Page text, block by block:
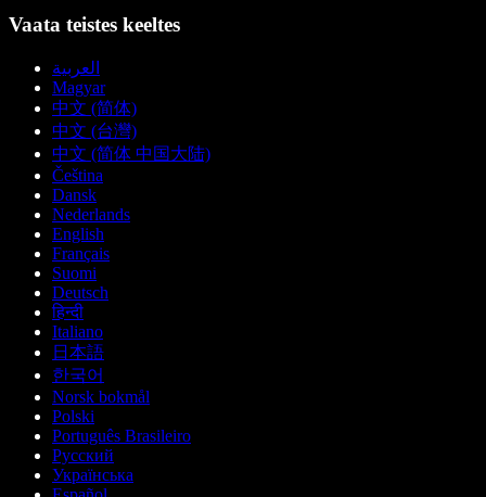
Vaata teistes keeltes
العربية
Magyar
中文 (简体)
中文 (台灣)
中文 (简体 中国大陆)
Čeština
Dansk
Nederlands
English
Français
Suomi
Deutsch
हिन्दी
Italiano
日本語
한국어
Norsk bokmål
Polski
Português Brasileiro
Русский
Українська